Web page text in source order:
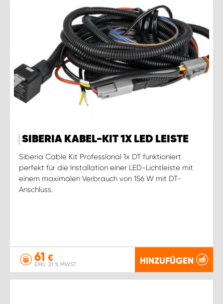
SIBERIA KABEL-KIT 1X LED LEISTE
Siberia Cable Kit Professional 1x DT funktioniert
perfekt für die Installation einer LED-Lichtleiste mit
einem maximalen Verbrauch von 156 W mit DT-
Anschluss.
61 €
EXKL. 21 % MWST. HINZUFÜGEN